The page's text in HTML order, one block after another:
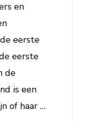
en
eerste
eerste
de
is een
of haar …